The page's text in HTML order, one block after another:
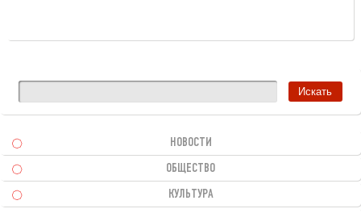
НОВОСТИ
ОБЩЕСТВО
КУЛЬТУРА